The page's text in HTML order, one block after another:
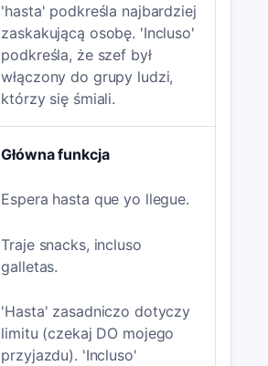
'hasta' podkreśla najbardziej
zaskakującą osobę. 'Incluso'
podkreśla, że szef był
włączony do grupy ludzi,
którzy się śmiali.
Główna funkcja
Espera hasta que yo llegue.
Traje snacks, incluso
galletas.
'Hasta' zasadniczo dotyczy
limitu (czekaj DO mojego
przyjazdu). 'Incluso'